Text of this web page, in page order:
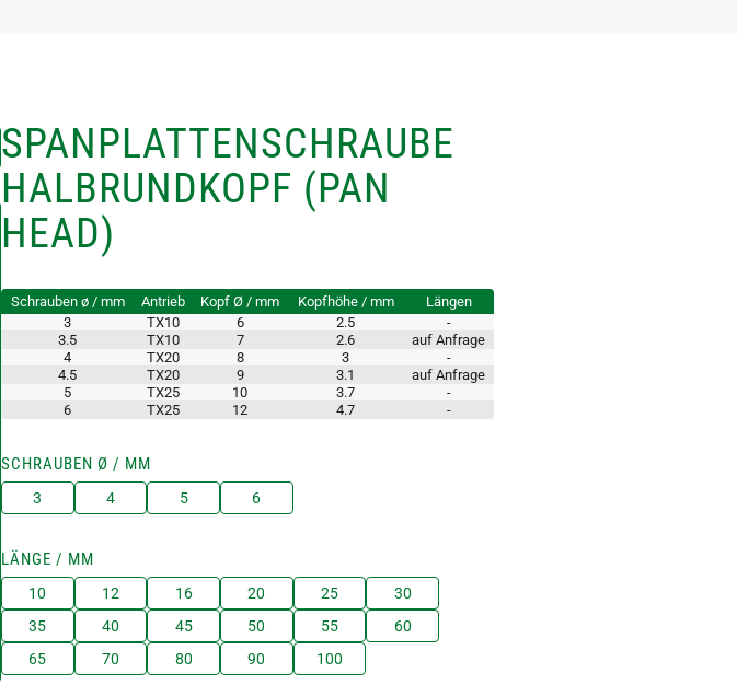
SPANPLATTENSCHRAUBE
HALBRUNDKOPF (PAN
HEAD)
Schrauben ø / mm Antrieb Kopf Ø / mm Kopfhöhe / mm
Längen
3
TX10 6 2.5
-
3.5
TX10 7 2.6
auf Anfrage
4
TX20 8 3
-
4.5
TX20 9 3.1
auf Anfrage
5
TX25 10 3.7
-
6
TX25 12 4.7 -
SCHRAUBEN Ø / MM
3 4 5 6
LÄNGE / MM
10 12 16 20 25
30
35
40 45 50 55
60
65
70 80 90 100